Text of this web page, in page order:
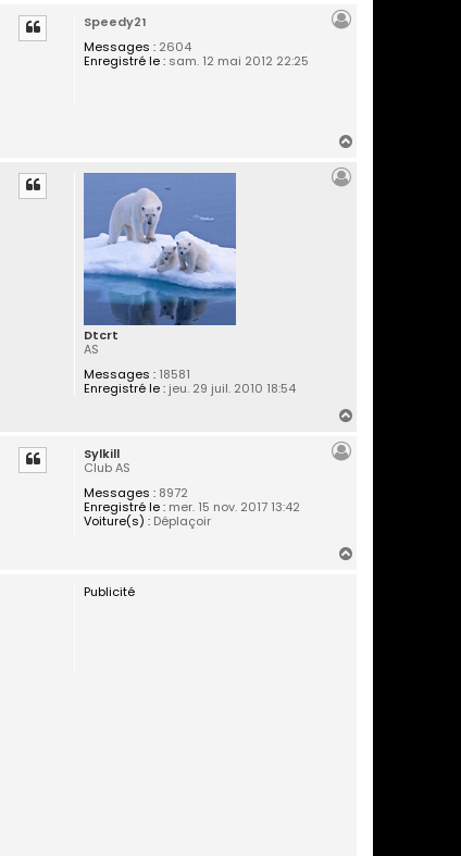
Speedy21
Messages :2604
Enregistré le :sam. 12 mai 2012 22:25
Dtcrt
AS
Messages :18581
Enregistré le :jeu. 29 juil. 2010 18:54
Sylkill
Club AS
Messages :8972
Enregistré le :mer. 15 nov. 2017 13:42
Voiture(s) :Déplaçoir
Publicité